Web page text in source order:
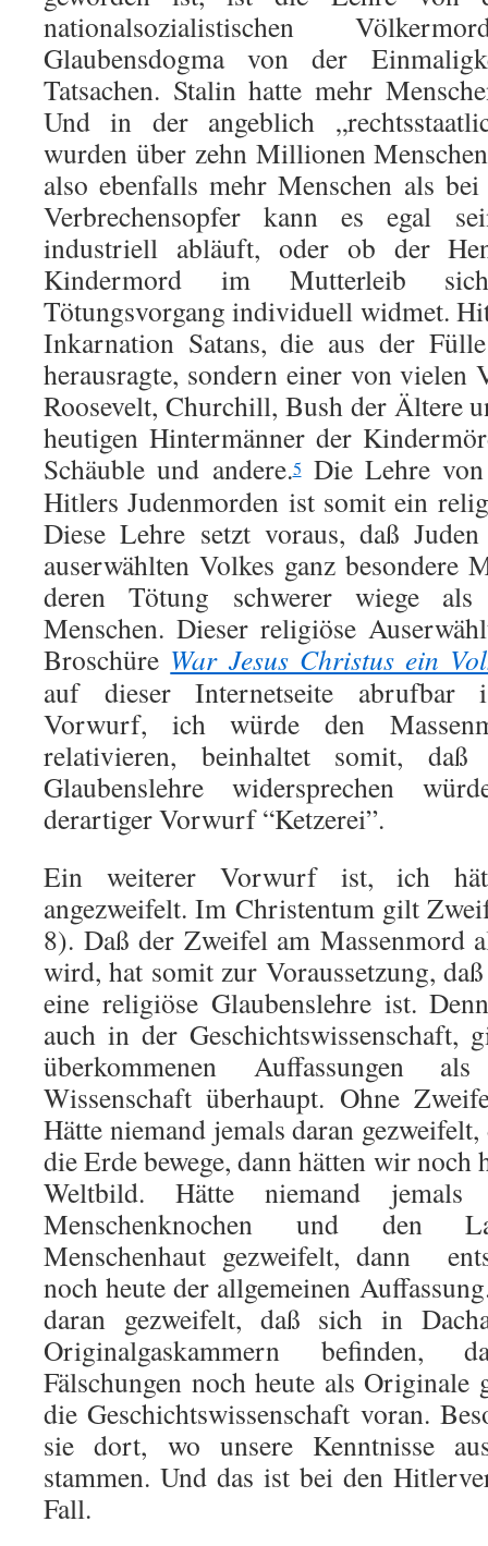
nationalsozialistischen
Glaubensdogma von der
Tatsachen. Stalin hatte mehr
Und in der angeblich
wurden über zehn Millionen
also ebenfalls mehr Menschen als
Verbrechensopfer kann es egal
industriell abläuft, oder ob der
Kindermord im Mutterleib
Tötungsvorgang individuell widmet.
Inkarnation Satans, die aus der
herausragte, sondern einer von vielen
Roosevelt, Churchill, Bush der Ältere
heutigen Hintermänner der
Schäuble und andere.5Die Lehre
Hitlers Judenmorden ist somit ein
Diese Lehre setzt voraus, daß
auserwählten Volkes ganz besondere
deren Tötung schwerer wiege
Menschen. Dieser religiöse
Broschüre War Jesus Christus ein
auf dieser Internetseite abrufbar
Vorwurf, ich würde den
relativieren, beinhaltet somit,
Glaubenslehre widersprechen
derartiger Vorwurf “Ketzerei”.
Ein weiterer Vorwurf ist, ich
angezweifelt. Im Christentum gilt
8). Daß der Zweifel am Massenmord
wird, hat somit zur Voraussetzung,
eine religiöse Glaubenslehre ist.
auch in der Geschichtswissenschaft,
überkommenen Auffassungen
Wissenschaft überhaupt. Ohne
Hätte niemand jemals daran
die Erde bewege, dann hätten wir noch
Weltbild. Hätte niemand
Menschenknochen und den
Menschenhaut gezweifelt, dann
noch heute der allgemeinen
daran gezweifelt, daß sich in
Originalgaskammern befinden,
Fälschungen noch heute als Originale
die Geschichtswissenschaft voran.
sie dort, wo unsere Kenntnisse
stammen. Und das ist bei den
Fall.